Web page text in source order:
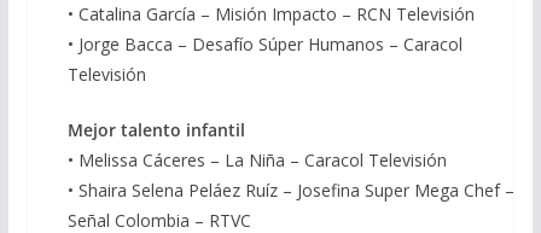
• Catalina García – Misión Impacto – RCN Televisión
• Jorge Bacca – Desafío Súper Humanos – Caracol
Televisión
Mejor talento infantil
• Melissa Cáceres – La Niña – Caracol Televisión
• Shaira Selena Peláez Ruíz – Josefina Super Mega Chef –
Señal Colombia – RTVC